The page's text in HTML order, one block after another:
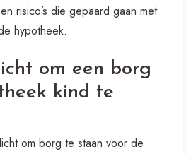
risico’s die gepaard gaan met
hypotheek.
om een borg
kind te
om borg te staan voor de